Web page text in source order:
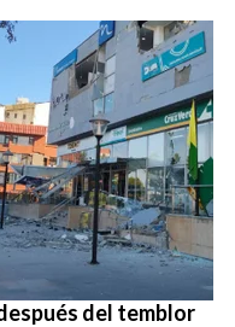
del temblor